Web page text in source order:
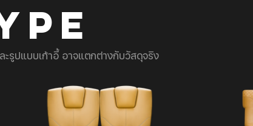
รูปแบบเก้าอี้ อาจแตกต่างกับวัสดุจริง